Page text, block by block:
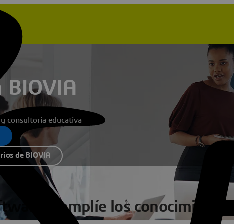
BIOVIA
consultoría educativa
de BIOVIA
y amplíe los